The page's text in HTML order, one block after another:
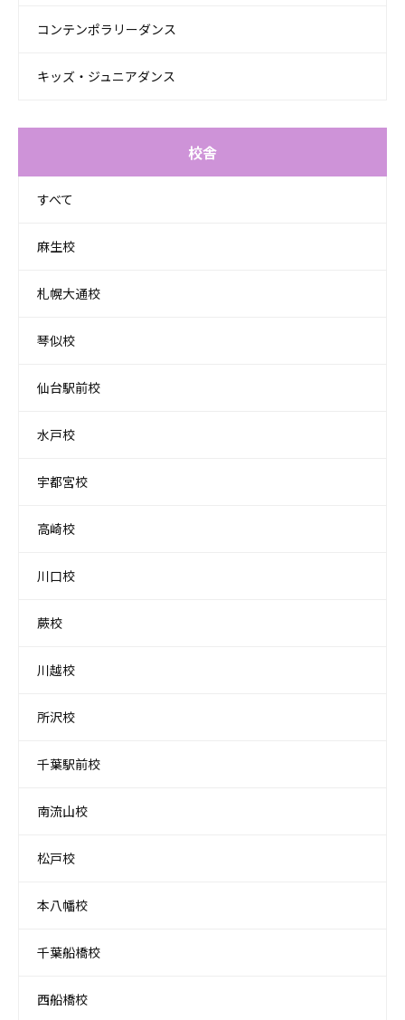
コンテンポラリーダンス
キッズ・ジュニアダンス
校舎
すべて
麻生校
札幌大通校
琴似校
仙台駅前校
水戸校
宇都宮校
高崎校
川口校
蕨校
川越校
所沢校
千葉駅前校
南流山校
松戸校
本八幡校
千葉船橋校
西船橋校